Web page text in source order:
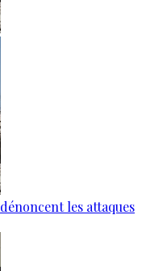
les attaques